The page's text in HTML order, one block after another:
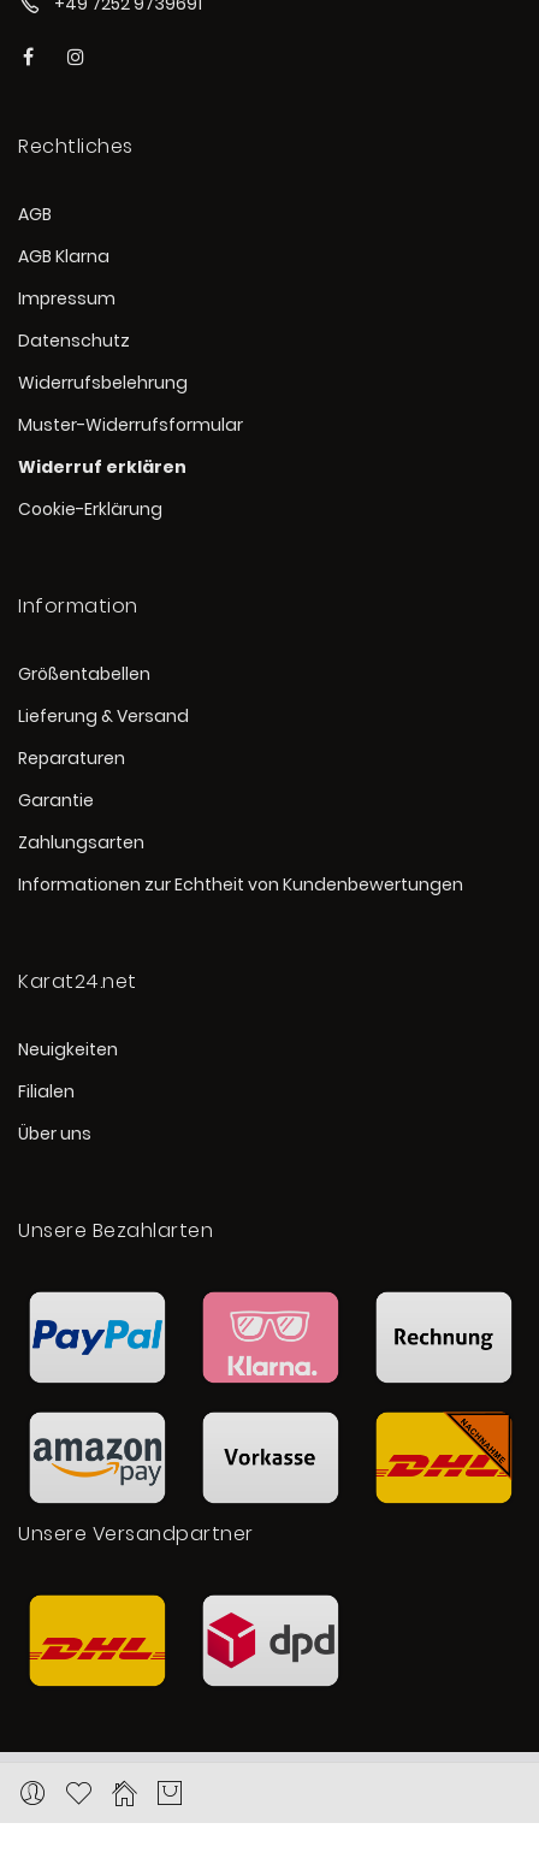
Rechtliches
AGB
AGB Klarna
Impressum
Datenschutz
Widerrufsbelehrung
Muster-Widerrufsformular
Widerruf erklären
Cookie-Erklärung
Information
Größentabellen
Lieferung & Versand
Reparaturen
Garantie
Zahlungsarten
Informationen zur Echtheit von Kundenbewertungen
Karat24.net
Neuigkeiten
Filialen
Über uns
Unsere Bezahlarten
Unsere Versandpartner
Copyright © 2026 Karat24.net